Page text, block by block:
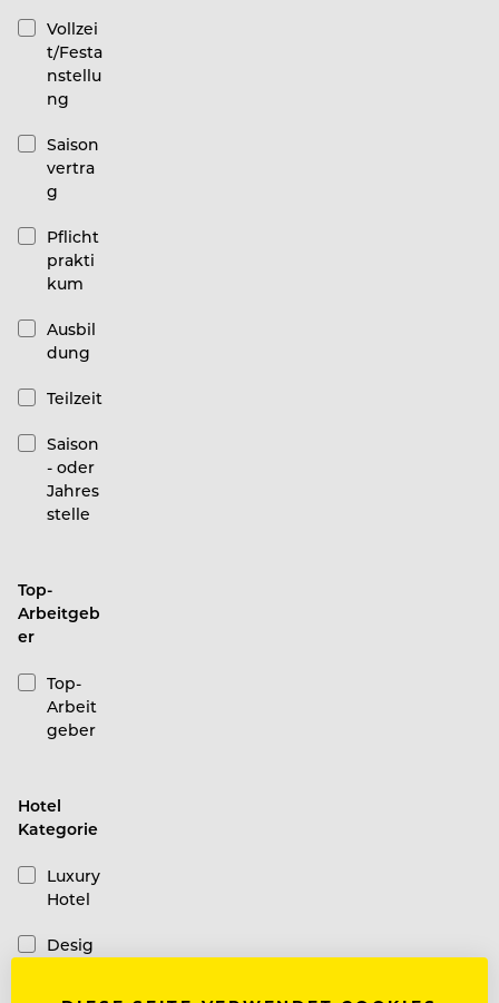
Vollzei
t/Festa
nstellu
ng
Saison
vertra
g
Pflicht
prakti
kum
Ausbil
dung
Teilzeit
Saison
- oder
Jahres
stelle
Top-
Arbeitgeb
er
Top-
Arbeit
geber
Hotel
Kategorie
Luxury
Hotel
Desig